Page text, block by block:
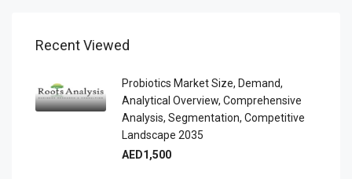
Recent Viewed
Probiotics Market Size, Demand,
Analytical Overview, Comprehensive
Analysis, Segmentation, Competitive
Landscape 2035
AED1,500